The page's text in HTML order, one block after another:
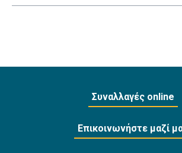
Συναλλαγές online
Επικοινωνήστε μαζί